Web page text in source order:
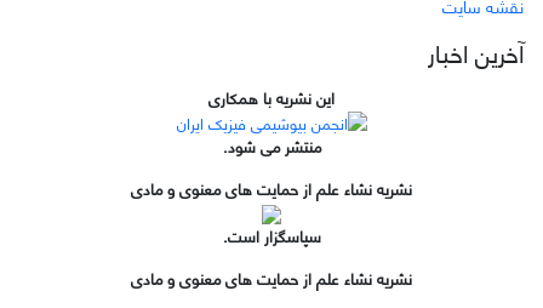
آخرین اخبار
این نشریه با همکاری
منتشر می شود.
نشریه نشاء علم از حمایت های معنوی و مادی
سپاسگزار است.
نشریه نشاء علم از حمایت های معنوی و مادی